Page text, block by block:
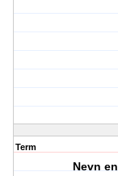
Term
Nevn